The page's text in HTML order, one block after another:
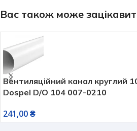
Вас також може
Вентиляційний канал круглий
Dospel D/O 104 007-0210
241,00₴